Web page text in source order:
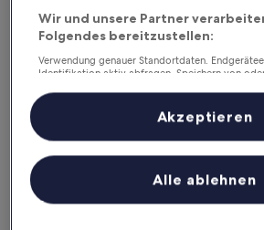
City Hotel Fortuna
City Hotel Fortuna
4.0-
Sterne-
Unterkunft
1,2 km von Reutlingen Hauptbahnhof
8.4
8,4/10
Wir und unsere Partner
Folgendes bereitzustellen:
Verwendung genauer Standortdaten.
Identifikation aktiv abfragen. Speichern von
Inhalte, Messung von Werbeleistung und der
Zielgruppenforschung sowie Entwicklung und
Liste der Partner (Lieferanten)
Alle ablehnen
Akzeptieren